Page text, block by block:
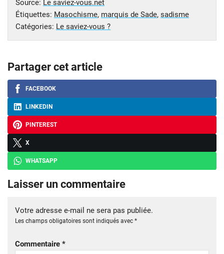
Source: Le saviez-vous.net
Étiquettes: Masochisme, marquis de Sade, sadisme
Catégories: Le saviez-vous ?
Partager cet article
FACEBOOK
LINKEDIN
PINTEREST
X
WHATSAPP
Laisser un commentaire
Votre adresse e-mail ne sera pas publiée.
Les champs obligatoires sont indiqués avec *
Commentaire *